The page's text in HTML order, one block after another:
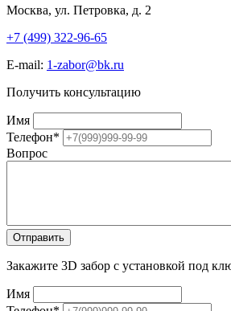
Москва, ул. Петровка, д. 2
+7 (499) 322-96-65
E-mail: 1-zabor@bk.ru
Получить консультацию
Имя
Телефон*
Вопрос
Закажите 3D забор с установкой под
Имя